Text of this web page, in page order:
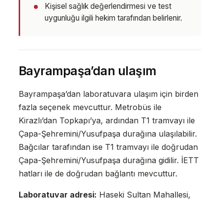
Kişisel sağlık değerlendirmesi ve test
uygunluğu ilgili hekim tarafından belirlenir.
Bayrampaşa’dan ulaşım
Bayrampaşa’dan laboratuvara ulaşım için birden
fazla seçenek mevcuttur. Metrobüs ile
Kirazlı’dan Topkapı’ya, ardından T1 tramvayı ile
Çapa-Şehremini/Yusufpaşa durağına ulaşılabilir.
Bağcılar tarafından ise T1 tramvayı ile doğrudan
Çapa-Şehremini/Yusufpaşa durağına gidilir. İETT
hatları ile de doğrudan bağlantı mevcuttur.
Laboratuvar adresi: Haseki Sultan Mahallesi,